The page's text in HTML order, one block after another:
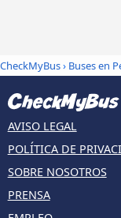
CheckMyBus› Buses en
AVISO LEGAL
POLÍTICA DE
SOBRE NOSOTROS
PRENSA